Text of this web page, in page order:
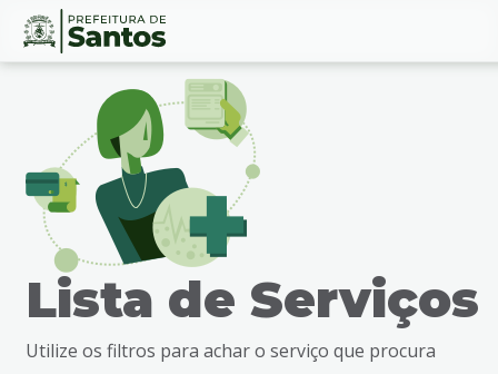
Ir
busca
Conteúdo
Lista de Serviços
Utilize os filtros para achar o serviço que procura